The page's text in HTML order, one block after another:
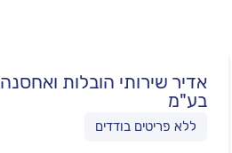
אדיר שירותי הובלות ואחסנה
בע"מ
ללא פריטים בודדים